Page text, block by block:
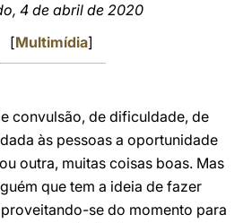
4 de abril de 2020
[Multimídia]
convulsão, de dificuldade, de
às pessoas a oportunidade
outra, muitas coisas boas. Mas
que tem a ideia de fazer
se do momento para